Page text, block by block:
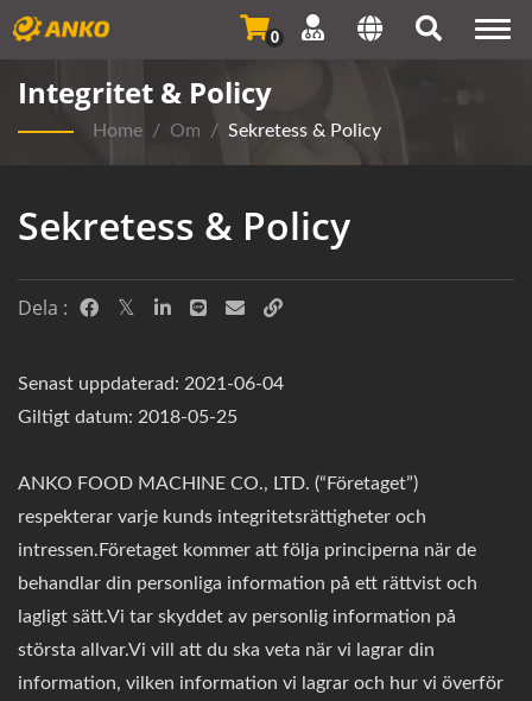
0
Integritet & Policy
Home / Om / Sekretess & Policy
Sekretess & Policy
Dela :
Senast uppdaterad: 2021-06-04
Giltigt datum: 2018-05-25
ANKO FOOD MACHINE CO., LTD. (“Företaget”)
respekterar varje kunds integritetsrättigheter och
intressen.Företaget kommer att följa principerna när de
behandlar din personliga information på ett rättvist och
lagligt sätt.Vi tar skyddet av personlig information på
största allvar.Vi vill att du ska veta när vi lagrar din
information, vilken information vi lagrar och hur vi överför